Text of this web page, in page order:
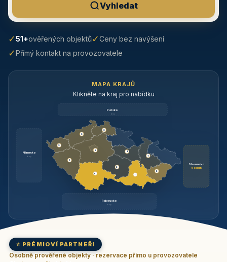
Vyhledat
✓51+ověřených objektů✓Ceny bez navýšení
✓Přímý kontakt na provozovatele
MAPA KRAJŮ
Klikněte na kraj pro nabídku
Polsko
brzy
Německo
brzy
Slovensko
6 objektů
Rakousko
brzy
3
9
3
3
3
3
1
2
11
1
6
⭐ PRÉMIOVÍ PARTNEŘI
Osobně prověřené objekty · rezervace přímo u provozovatele